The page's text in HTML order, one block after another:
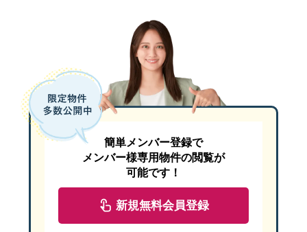
重い物は棚の下段へ入れ、棚全体の重心を下げます。前
粘着マットやパテは補助対策として使う
総務省消防庁は、大切な美術品の転倒防止にパテなどを
東京消防庁も、マット式器具は徐々に粘着効果が弱まる
高価なグッズほど低い位置へ
この表では、留守の見え方、侵入のしにくさ、異変の
防犯対策 確認したい点
玄関・窓の施錠
シャッター・雨戸・面格子 操作方法、固定状態、
センサーライト 反応範囲、点灯時間、
住宅レジリエンスを検討するときは、日当たりやプ
狭山市・所沢市・入間市周辺でも、敷地や建物の条
注文住宅と新築戸建では確認方法が異なります
注文住宅と新築戸建のどちらでも住宅レジリエンスは
注文住宅で検討しやすいこと
敷地と周辺環境は建物と切り離さずに確認する
敷地と周辺環境は、室内の採光やプライバシー、車や
道路から玄関まで実際に歩き、雨の日に滑りやすそう
境界や隣地との関係は、販売資料と現地を照らし合わ
狭山市・所沢市・入間市周辺で確認したい敷
注文住宅では、キッチン近くのローリングストック用
日常使いできる備蓄収納を住まいづくりから考える方
家事動線や収納計画も含めて注文住宅の考え方を確認
防災や暮らしに関する住まい選びをさらに確認したい
狭山不動産の住まい・防災関連記事を確認する
L型金具は、家具と壁を直接つなぐ固定方法です。ただし
狭山市も、壁の中にある桟へ確実に固定することが重要
突っ張り棒は取り付け位置と天井の強度を確認する
ポール式の突っ張り棒は、一般に家具の奥側で左右の端に
天井に十分な強度がない場合や、家具と天井の間隔が製
上下に分かれた家具を連結する
二段重ねの食器棚や収納家具は、上段と下段のつなぎ目
4人×1週間の計算例
2Lボトル42本
主食
例：米4kgで約54人食＋パックご飯12
合計84人分を目安
缶詰・レトルト等の「何人前」表示で
ガス臭がある場合は、火をつけたり電気のスイッチを
地震後の行動は危険の種類と避難の必要性で比
この表では、屋内の落下物、火災、建物損傷、屋外の
確認したいこと
落下・転倒・移動する物
揺れが収まった直後 けが、火元、出口、足元
地域の防災情報では、断水状況だけでなく、下水道の
断水の対象範囲と復旧に関する案内
下水道や宅内排水の使用に関する注意
仮設トイレや避難所の開設情報
使用済み袋の分別・収集・保管に関する案内
道路や周辺環境の被害により移動が難しい場合の対応
平常時には、自治体の防災ページを家族の端末へ登録
中庭や吹き抜けなど、建物
一部が細くなった土地 細い部分を収納、庭、自転
最初に、家族が必要とする居室、駐車台数、庭や収納
地域で変形地を検討するときのチェックポイン
簡単メンバー登録で
メンバー様専用物件の閲覧が
可能です！
新規無料会員登録